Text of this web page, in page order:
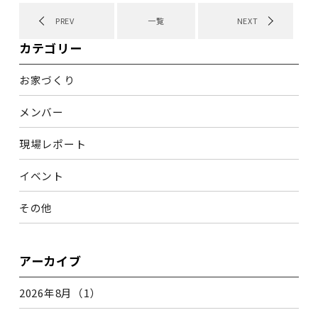
PREV 一覧 NEXT
カテゴリー
お家づくり
メンバー
現場レポート
イベント
その他
アーカイブ
2026年8月（1）